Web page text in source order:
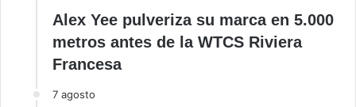
Alex Yee pulveriza su marca en 5.000
metros antes de la WTCS Riviera
Francesa
7 agosto